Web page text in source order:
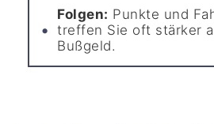
Folgen: Punkte und
treffen Sie oft stärker
Bußgeld.